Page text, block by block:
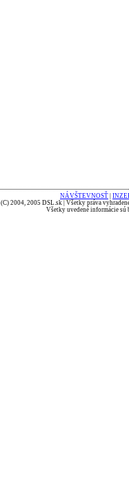
NÁVŠTEVNOSŤ
(C) 2004, 2005 DSL.sk | Všetky práva
Všetky uvedené informácie sú